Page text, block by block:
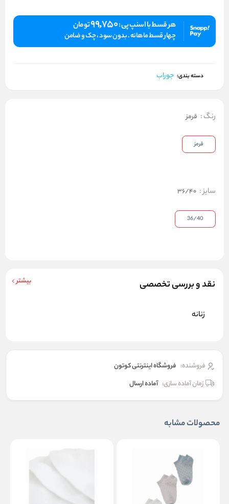
هر قسط با اسنپ پی :99,750تومان
چهار قسط ماهانه . بدون سود ، چک و ضامن
دسته بندی: جوراب
نقد و بررسی تخصصی بیشتر
زنانه
فروشنده: فروشگاه اینترنتی کوتون
زمان آماده سازی: آماده ارسال
رنگ: قرمز
قرمز
سایز:
36/40
36/40
محصولات مشابه